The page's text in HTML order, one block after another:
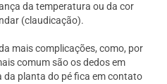
da temperatura ou da cor
(claudicação).
mais complicações, como, por
comum são os dedos em
da planta do pé fica em contato